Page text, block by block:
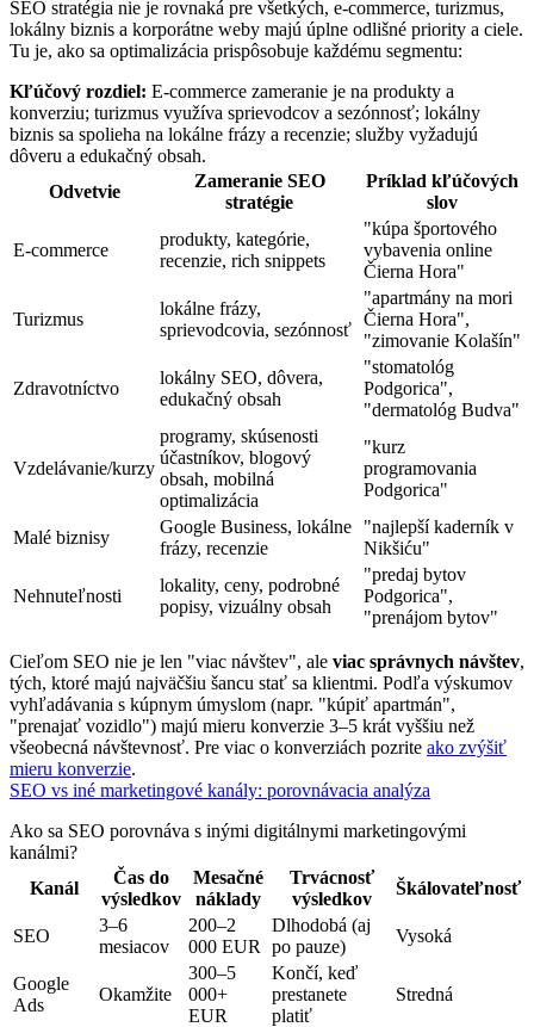
SEO stratégia nie je rovnaká pre všetkých, e-commerce, turizmus,
lokálny biznis a korporátne weby majú úplne odlišné priority a ciele.
Tu je, ako sa optimalizácia prispôsobuje každému segmentu:
Kľúčový rozdiel: E-commerce zameranie je na produkty a
konverziu; turizmus využíva sprievodcov a sezónnosť; lokálny
biznis sa spolieha na lokálne frázy a recenzie; služby vyžadujú
dôveru a edukačný obsah.
Odvetvie
Zameranie SEO
stratégie
Príklad kľúčových
slov
E-commerce
produkty, kategórie,
recenzie, rich snippets
"kúpa športového
vybavenia online
Čierna Hora"
Turizmus
lokálne frázy,
sprievodcovia, sezónnosť
"apartmány na mori
Čierna Hora",
"zimovanie Kolašín"
Zdravotníctvo
lokálny SEO, dôvera,
edukačný obsah
"stomatológ
Podgorica",
"dermatológ Budva"
Vzdelávanie/kurzy
programy, skúsenosti
účastníkov, blogový
obsah, mobilná
optimalizácia
"kurz
programovania
Podgorica"
Malé biznisy
Google Business, lokálne
frázy, recenzie
"najlepší kaderník v
Nikšiću"
Nehnuteľnosti
lokality, ceny, podrobné
popisy, vizuálny obsah
"predaj bytov
Podgorica",
"prenájom bytov"
Cieľom SEO nie je len "viac návštev", ale viac správnych návštev,
tých, ktoré majú najväčšiu šancu stať sa klientmi. Podľa výskumov
vyhľadávania s kúpnym úmyslom (napr. "kúpiť apartmán",
"prenajať vozidlo") majú mieru konverzie 3–5 krát vyššiu než
všeobecná návštevnosť. Pre viac o konverziách pozrite ako zvýšiť
mieru konverzie.
SEO vs iné marketingové kanály: porovnávacia analýza
Ako sa SEO porovnáva s inými digitálnymi marketingovými
kanálmi?
Kanál
Čas do
výsledkov
Mesačné
náklady
Trvácnosť
výsledkov
Škálovateľnosť
SEO
3–6
mesiacov
200–2
000 EUR
Dlhodobá (aj
po pauze)
Vysoká
Google
Ads
Okamžite
300–5
000+
EUR
Končí, keď
prestanete
platiť
Stredná